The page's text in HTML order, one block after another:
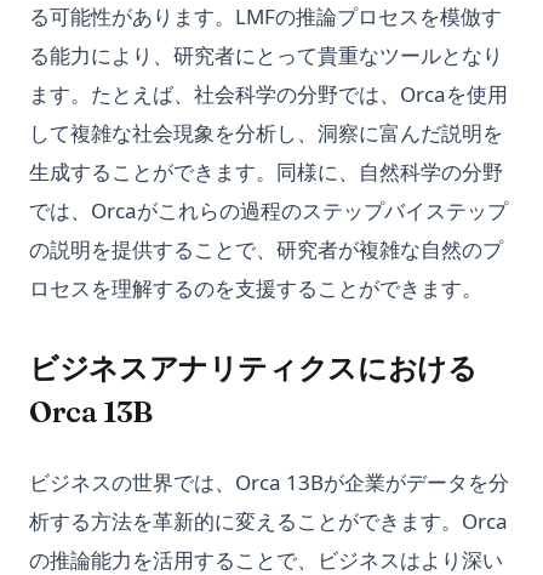
る可能性があります。LMFの推論プロセスを模倣す
る能力により、研究者にとって貴重なツールとなり
ます。たとえば、社会科学の分野では、Orcaを使用
して複雑な社会現象を分析し、洞察に富んだ説明を
生成することができます。同様に、自然科学の分野
では、Orcaがこれらの過程のステップバイステップ
の説明を提供することで、研究者が複雑な自然のプ
ロセスを理解するのを支援することができます。
ビジネスアナリティクスにおける
Orca 13B
ビジネスの世界では、Orca 13Bが企業がデータを分
析する方法を革新的に変えることができます。Orca
の推論能力を活用することで、ビジネスはより深い